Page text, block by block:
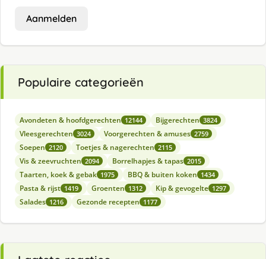
Aanmelden
Populaire categorieën
Avondeten & hoofdgerechten 12144 Bijgerechten 3824
Vleesgerechten 3024 Voorgerechten & amuses 2759
Soepen 2120 Toetjes & nagerechten 2115
Vis & zeevruchten 2094 Borrelhapjes & tapas 2015
Taarten, koek & gebak 1975 BBQ & buiten koken 1434
Pasta & rijst 1419 Groenten 1312 Kip & gevogelte 1297
Salades 1216 Gezonde recepten 1177